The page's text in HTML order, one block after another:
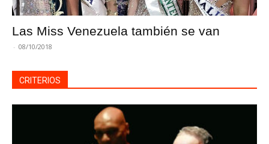
Las Miss Venezuela también se van
- 08/10/2018
CRITERIOS